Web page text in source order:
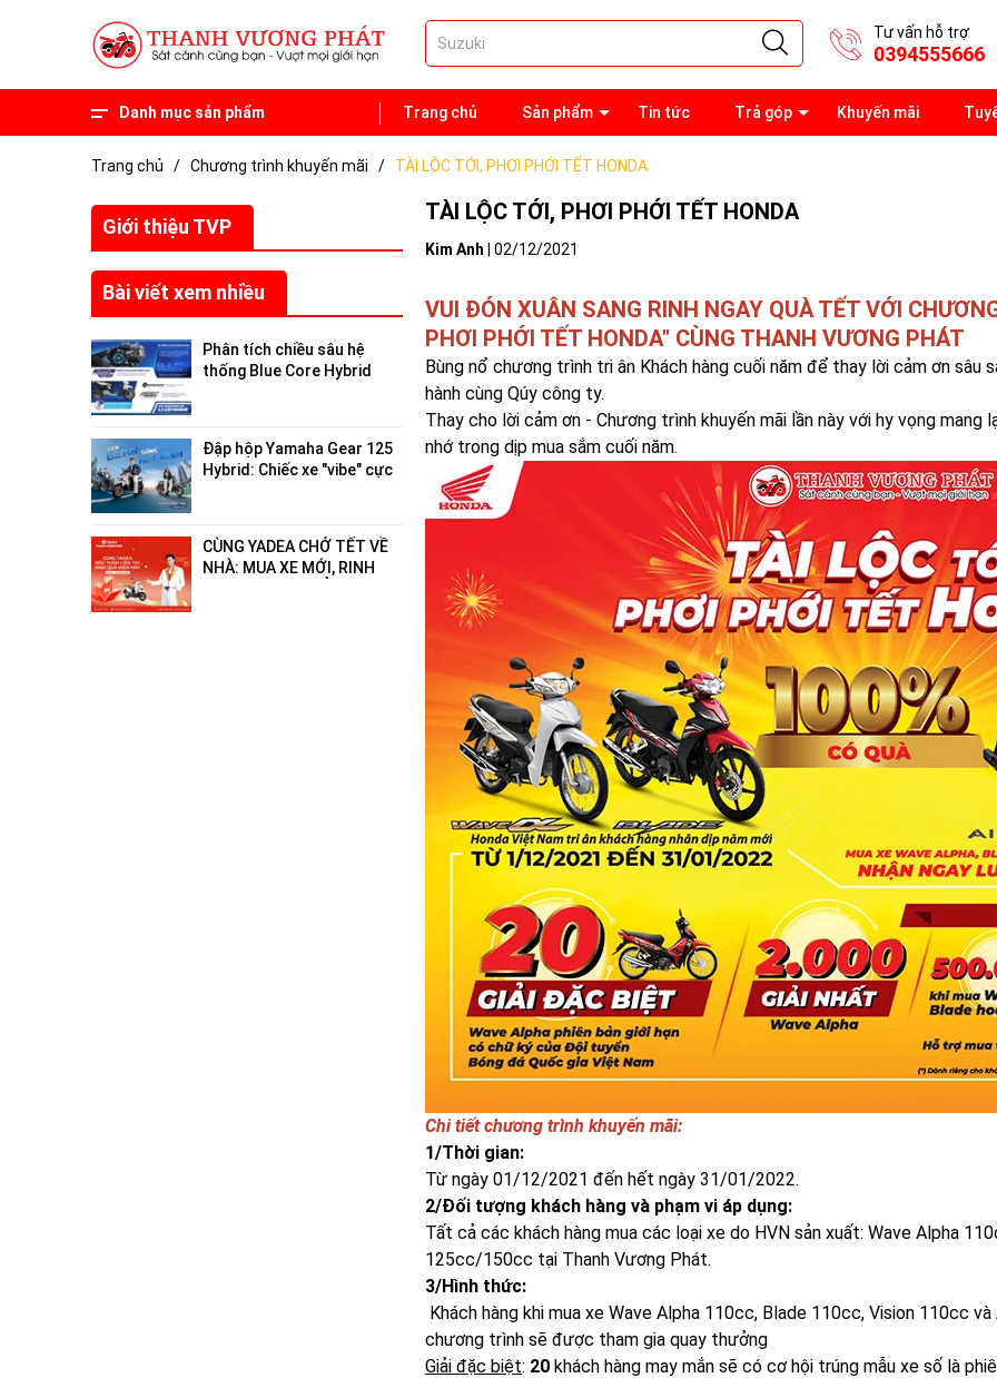
Tư vấn hỗ trợ
0394555666
Danh mục sản phẩm Trang chủ Sản phẩm Tin tức Trả góp Khuyến mãi
Trang chủ / Chương trình khuyến mãi / TÀI LỘC TỚI, PHƠI PHỚI TẾT HONDA
Giới thiệu TVP
Bài viết xem nhiều
Phân tích chiều sâu hệ
thống Blue Core Hybrid
Đập hộp Yamaha Gear 125
Hybrid: Chiếc xe "vibe" cực
CÙNG YADEA CHỞ TẾT VỀ
NHÀ: MUA XE MỚI, RINH
TÀI LỘC TỚI, PHƠI PHỚI TẾT HONDA
Kim Anh 02/12/2021
VUI ĐÓN XUÂN SANG RINH NGAY QUÀ TẾT VỚI
PHƠI PHỚI TẾT HONDA" CÙNG THANH VƯƠNG PHÁT
Bùng nổ chương trình tri ân Khách hàng cuối năm để thay lời cảm ơn sâu
hành cùng Qúy công ty.
Thay cho lời cảm ơn - Chương trình khuyến mãi lần này với hy vọng mang
nhớ trong dịp mua sắm cuối năm.
Chi tiết chương trình khuyến mãi:
1/Thời gian:
Từ ngày 01/12/2021 đến hết ngày 31/01/2022.
2/Đối tượng khách hàng và phạm vi áp dụng:
Tất cả các khách hàng mua các loại xe do HVN sản xuất: Wave Alpha
125cc/150cc tại Thanh Vương Phát.
3/Hình thức:
Khách hàng khi mua xe Wave Alpha 110cc, Blade 110cc, Vision 110cc
chương trình sẽ được tham gia quay thưởng
Giải đặc biệt: 20 khách hàng may mắn sẽ có cơ hội trúng mẫu xe số là